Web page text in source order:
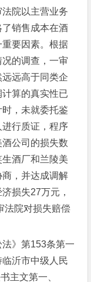
法院以主营业务
销售成本在酒
要因素。根据
的调查，一审
远高于同类企
算的真实性已
，未就委托鉴
行质证，程序
公司的损失数
酒厂和兰陵美
，并达成调解
损失27万元，
法院对损失赔偿
》第153条第一
沂市中级人民
主文第一、